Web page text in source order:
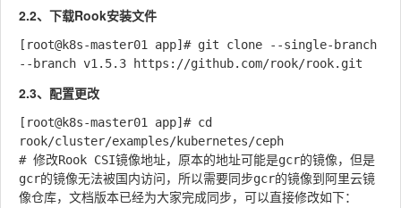
2.2、下载Rook安装文件
[root@k8s-master01 app]# git clone --single-branch
2.3、配置更改
[root@k8s-master01 app]# cd
rook/cluster/examples/kubernetes/ceph
# 修改Rook CSI镜像地址，原本的地址可能是gcr的镜像，但是
gcr的镜像无法被国内访问，所以需要同步gcr的镜像到阿里云镜
像仓库，文档版本已经为大家完成同步，可以直接修改如下：